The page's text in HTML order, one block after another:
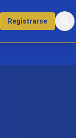
Registrarse